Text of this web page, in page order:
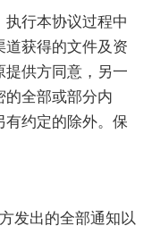
行本协议过程中
道获得的文件及资
提供方同意，另一
的全部或部分内
有约定的除外。保
发出的全部通知以